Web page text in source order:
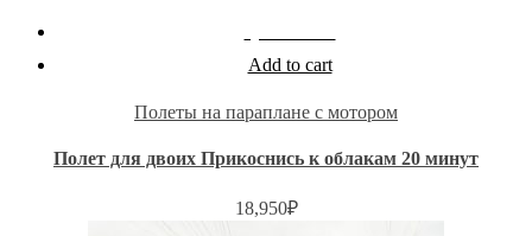
Add to cart
Полеты на параплане с мотором
Полет для двоих Прикоснись к облакам 20 минут
18,950₽